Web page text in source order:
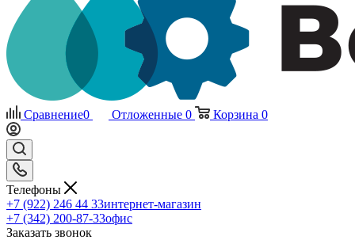
Сравнение0 Отложенные 0 Корзина 0
Телефоны
+7 (922) 246 44 33интернет-магазин
+7 (342) 200-87-33офис
Заказать звонок